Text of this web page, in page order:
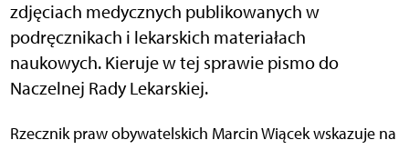
zdjęciach medycznych publikowanych w
podręcznikach i lekarskich materiałach
naukowych. Kieruje w tej sprawie pismo do
Naczelnej Rady Lekarskiej.
Rzecznik praw obywatelskich Marcin Wiącek wskazuje na